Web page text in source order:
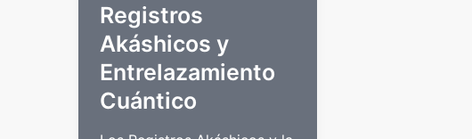
Registros
Akáshicos y
Entrelazamiento
Cuántico